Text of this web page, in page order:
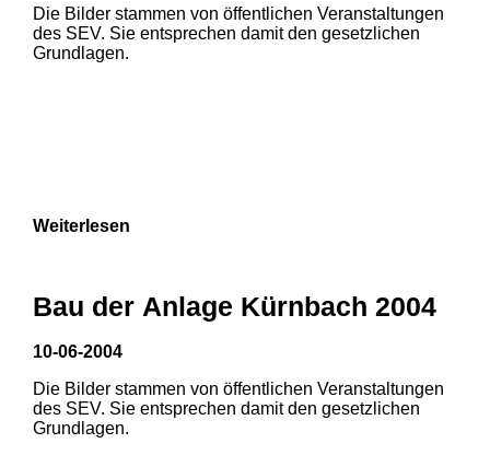
3 4 5
9
Die Bilder stammen von öffentlichen Veranstaltungen
des SEV. Sie entsprechen damit den gesetzlichen
Grundlagen.
Weiterlesen
Bau der Anlage Kürnbach 2004
10-06-2004
Die Bilder stammen von öffentlichen Veranstaltungen
des SEV. Sie entsprechen damit den gesetzlichen
Grundlagen.